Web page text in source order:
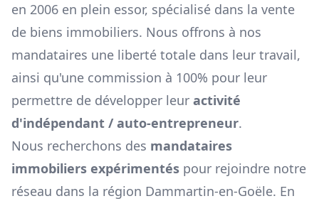
en 2006 en plein essor, spécialisé dans la vente
de biens immobiliers. Nous offrons à nos
mandataires une liberté totale dans leur travail,
ainsi qu'une commission à 100% pour leur
permettre de développer leur activité
d'indépendant / auto-entrepreneur.
Nous recherchons des mandataires
immobiliers expérimentés pour rejoindre notre
réseau dans la région Dammartin-en-Goële. En